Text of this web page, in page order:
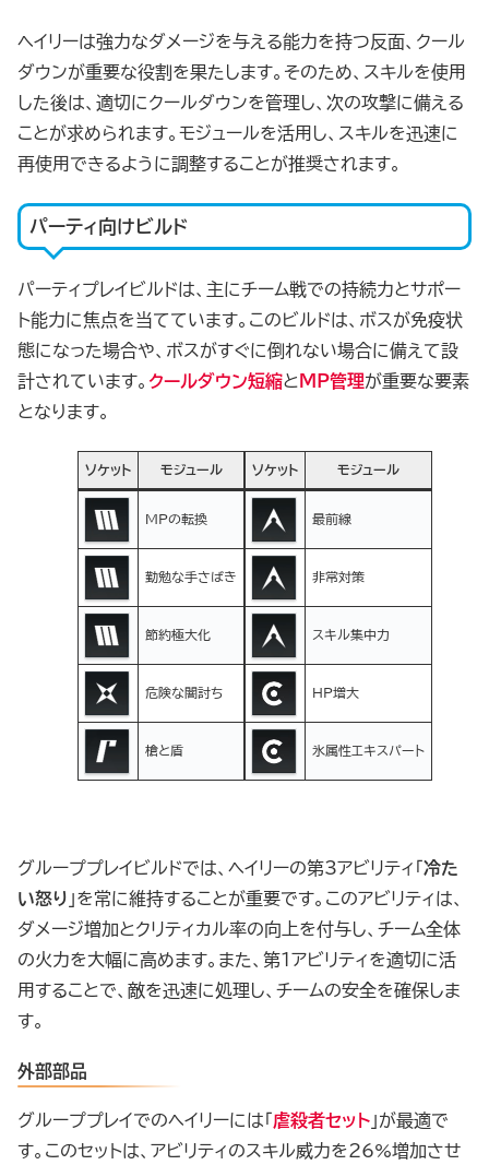
ヘイリーは強力なダメージを与える能力を持つ反面、クール
ダウンが重要な役割を果たします。そのため、スキルを使用
した後は、適切にクールダウンを管理し、次の攻撃に備える
ことが求められます。モジュールを活用し、スキルを迅速に
再使用できるように調整することが推奨されます。
パーティ向けビルド
パーティプレイビルドは、主にチーム戦での持続力とサポー
ト能力に焦点を当てています。このビルドは、ボスが免疫状
態になった場合や、ボスがすぐに倒れない場合に備えて設
計されています。 クールダウン短縮と MP管理が重要な要素
となります。
ソケット モジュール
MPの転換
勤勉な手さばき
節約極大化
危険な闇討ち
槍と盾
ソケット モジュール
最前線
非常対策
スキル集中力
HP増大
氷属性エキスパート
グループプレイビルドでは、ヘイリーの第3アビリティ「 冷た
い怒り 」を常に維持することが重要です。このアビリティは、
ダメージ増加とクリティカル率の向上を付与し、チーム全体
の火力を大幅に高めます。また、第1アビリティを適切に活
用することで、敵を迅速に処理し、チームの安全を確保しま
す。
外部部品
グループプレイでのヘイリーには「虐殺者セット 」が最適で
す。このセットは、アビリティのスキル威力を26%増加させ